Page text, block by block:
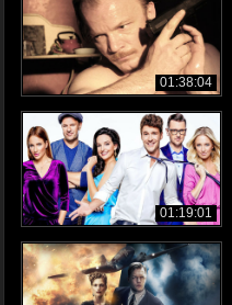
01:38:04
01:19:01